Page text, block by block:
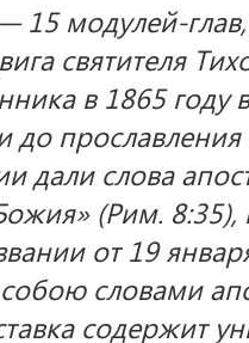
15 модулей-
святителя
в 1865 году
до прославления
дали слова
(Рим. 8:35),
от 19
словами
содержит